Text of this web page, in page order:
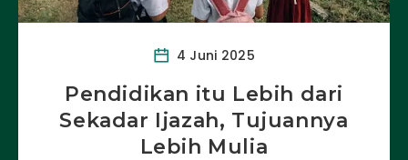
4 Juni 2025
Pendidikan itu Lebih dari
Sekadar Ijazah, Tujuannya
Lebih Mulia